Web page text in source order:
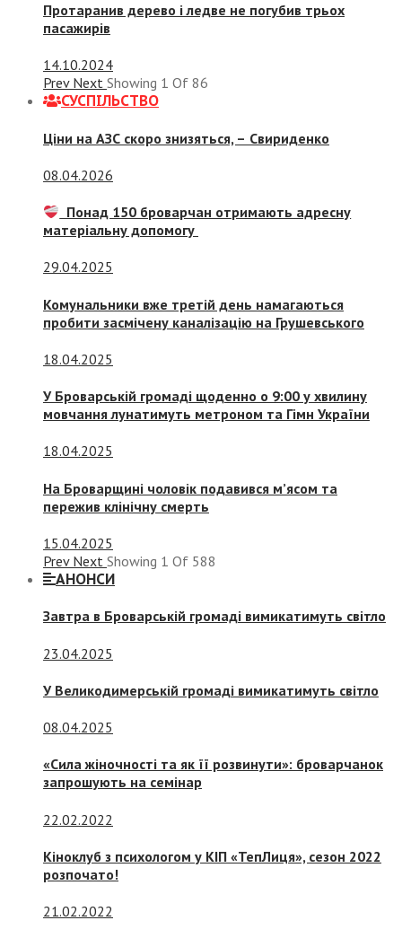
Протаранив дерево і ледве не погубив трьох
пасажирів
14.10.2024
Prev Next Showing 1 Of 86
СУСПIЛЬСТВО
Ціни на АЗС скоро знизяться, – Свириденко
08.04.2026
Понад 150 броварчан отримають адресну
матеріальну допомогу
29.04.2025
Комунальники вже третій день намагаються
пробити засмічену каналізацію на Грушевського
18.04.2025
У Броварській громаді щоденно о 9:00 у хвилину
мовчання лунатимуть метроном та Гімн України
18.04.2025
На Броварщині чоловік подавився м’ясом та
пережив клінічну смерть
15.04.2025
Prev Next Showing 1 Of 588
АНОНСИ
Завтра в Броварській громаді вимикатимуть світло
23.04.2025
У Великодимерській громаді вимикатимуть світло
08.04.2025
«Сила жіночності та як її розвинути»: броварчанок
запрошують на семінар
22.02.2022
Кіноклуб з психологом у КІП «ТепЛиця», сезон 2022
розпочато!
21.02.2022